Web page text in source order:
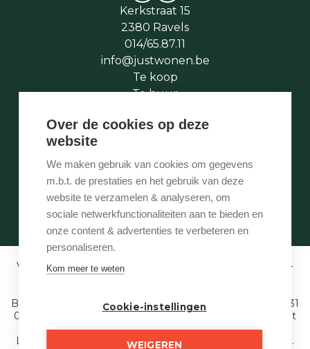
Kerkstraat 15
2380 Ravels
014/65.87.11
info@justwonen.be
Te koop
Te huur
Stukje geschiedenis
Onze services
Contact
Te vroeg
Eigenaarslogin
Vastgoedmakelaar-bemiddelaar BIV België BIV 507.005 -
Belgium (polisnr. 730.390.160) - Derdenrekening: BE97 1431
0000 1849. Toezichthoudende autoriteit: Beroepsinstituut
van Vastgoedmakelaars,
Luxemburgstraat 16 B te 1000 Brussel - T. 02 505 38 50 E.
Over de cookies op deze
website
We maken gebruik van cookies om gegevens
m.b.t. de prestaties en het gebruik van deze
website te verzamelen & analyseren, om
sociale netwerkfunctionaliteiten aan te bieden en
onze content & advertenties te verbeteren en
personaliseren.
Kom meer te weten
Cookie-instellingen
WEIGEREN